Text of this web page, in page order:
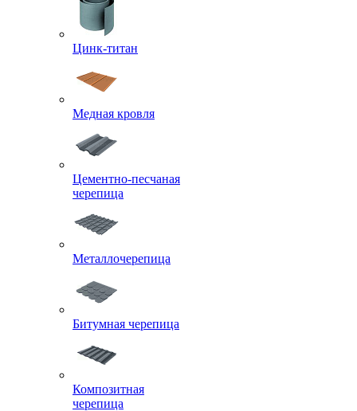
Цинк-титан
Медная кровля
Цементно-песчаная
черепица
Металлочерепица
Битумная черепица
Композитная
черепица